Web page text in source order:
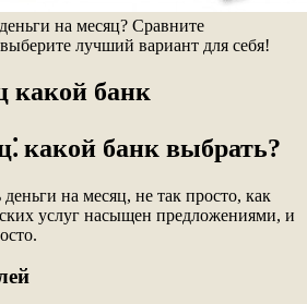
на месяц? Сравните
лучший вариант для себя!
какой банк
какой банк выбрать?
на месяц, не так просто, как
услуг насыщен предложениями, и